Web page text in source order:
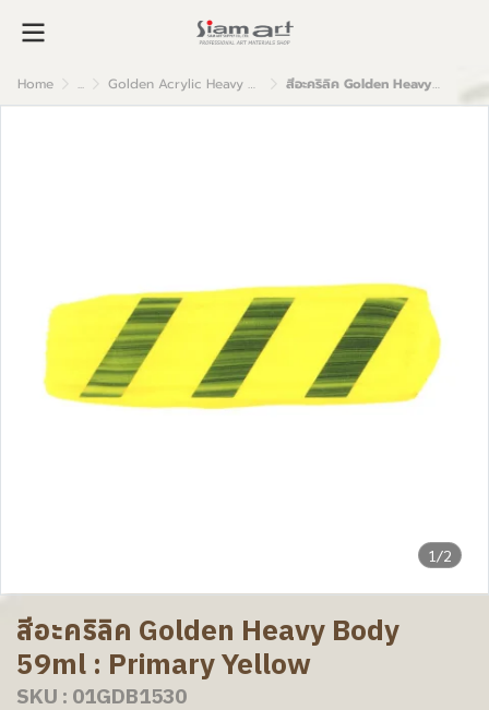
Home ... Golden Acrylic Heavy Body สีอะคริลิค Golden Heavy Body 59ml : Primary Yellow
1/2
สีอะคริลิค Golden Heavy Body
59ml : Primary Yellow
SKU : 01GDB1530